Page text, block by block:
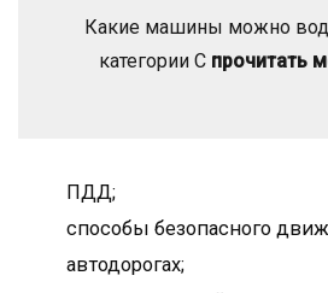
Какие машины можно
категории С прочитать
ПДД;
способы безопасного
автодорогах;